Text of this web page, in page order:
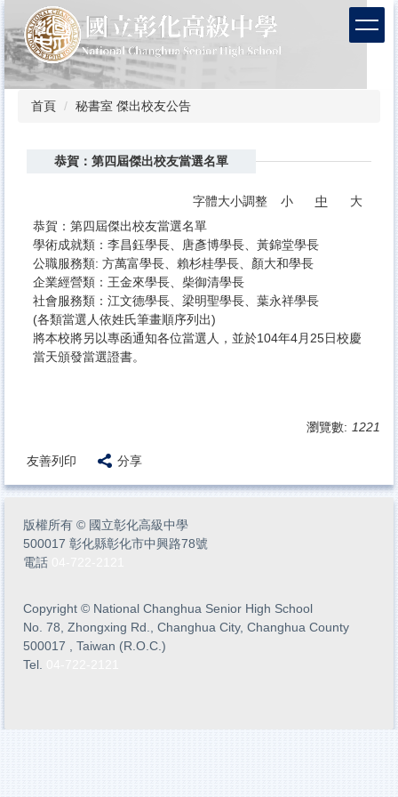
到
主
要
內
首頁 秘書室 傑出校友公告
恭賀：第四屆傑出校友當選名單
字體大小調整 小 中
大
恭賀：第四屆傑出校友當選名單
學術成就類：李昌鈺學長、唐彥博學長、黃錦堂學長
公職服務類: 方萬富學長、賴杉桂學長、顏大和學長
企業經營類：王金來學長、柴御清學長
社會服務類：江文德學長、梁明聖學長、葉永祥學長
(各類當選人依姓氏筆畫順序列出)
將本校將另以專函通知各位當選人，並於104年4月25日校慶
當天頒發當選證書。
瀏覽數: 1221
友善列印 分享
版權所有 © 國立彰化高級中學
500017 彰化縣彰化市中興路78號
電話
Copyright © National Changhua Senior High School
No. 78, Zhongxing Rd., Changhua City, Changhua County
500017 , Taiwan (R.O.C.)
Tel.